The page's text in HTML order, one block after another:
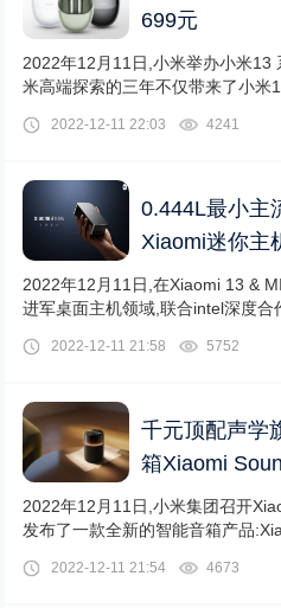
699元
2022年12月11日,小米举办小米13
米高端探索的三年不仅带来了小米
带来天声自由的小米Buds 4。小
元、自适应EQ补偿以及LDHC 5.0
2022-12-11 22:03 4241
0.444L最小主
Xiaomi迷你主
2022年12月11日,在Xiaomi 13 &
进军桌面主机领域,联合intel深度合
iaomi迷你主机做到了极致小巧的
是一款性能出色、拓展性极高、玩
2022-12-11 21:58 5752
千元顶配声学
箱Xiaomi
2022年12月11日,小米集团召开
发布了一款全新的智能音箱产品
d Pro是小米在高保真智能音箱领
月推出的Xiaomi Sound的「大杯
2022-12-11 21:54 4673